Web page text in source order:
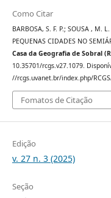
Como Citar
BARBOSA, S. F. P.; SOUSA , M.
PEQUENAS CIDADES NO
Casa da Geografia de Sobral
10.35701/rcgs.v27.1079.
//rcgs.uvanet.br/index.php/
Fomatos de Citação
Edição
v. 27 n. 3 (2025)
Seção